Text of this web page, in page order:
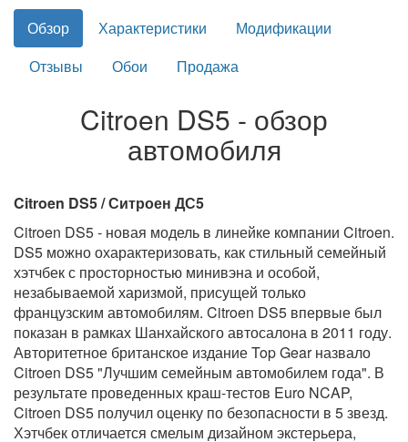
Обзор Характеристики
Модификации
Отзывы
Обои Продажа
Citroen DS5 - обзор
автомобиля
Citroen DS5 / Ситроен ДС5
Citroen DS5 - новая модель в линейке компании Citroen.
DS5 можно охарактеризовать, как стильный семейный
хэтчбек с просторностью минивэна и особой,
незабываемой харизмой, присущей только
французским автомобилям. Citroen DS5 впервые был
показан в рамках Шанхайского автосалона в 2011 году.
Авторитетное британское издание Top Gear назвало
Citroen DS5 "Лучшим семейным автомобилем года". В
результате проведенных краш-тестов Euro NCAP,
Citroen DS5 получил оценку по безопасности в 5 звезд.
Хэтчбек отличается смелым дизайном экстерьера,